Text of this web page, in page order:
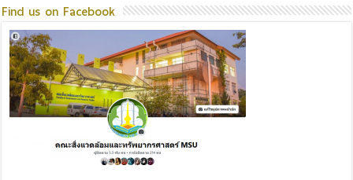
Find us on Facebook